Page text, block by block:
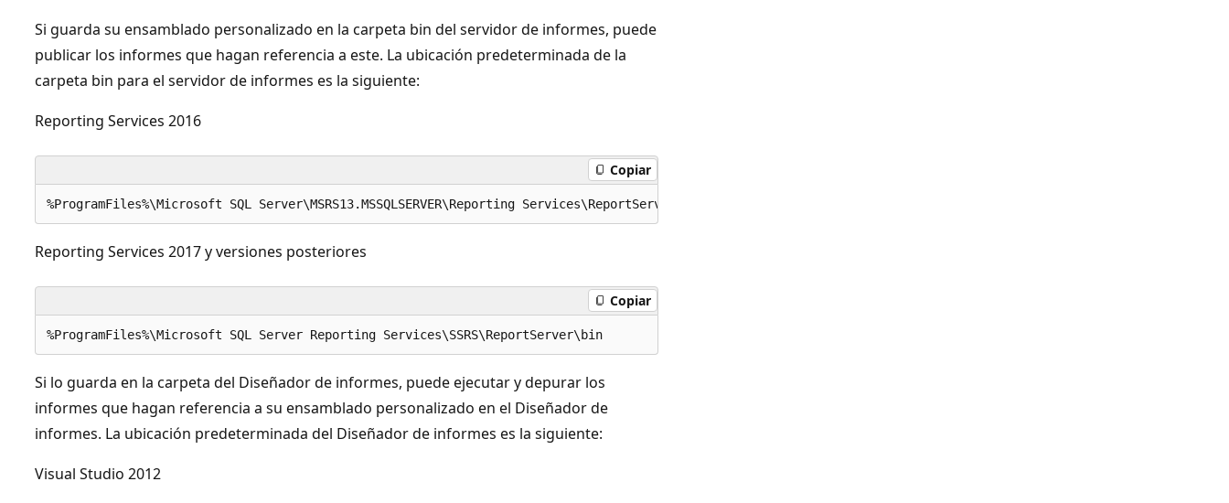
Si guarda su ensamblado personalizado en la carpeta bin del servidor de informes, puede
publicar los informes que hagan referencia a este. La ubicación predeterminada de la
carpeta bin para el servidor de informes es la siguiente:
Reporting Services 2016
Copiar
Reporting Services 2017 y versiones posteriores
Copiar
Si lo guarda en la carpeta del Diseñador de informes, puede ejecutar y depurar los
informes que hagan referencia a su ensamblado personalizado en el Diseñador de
informes. La ubicación predeterminada del Diseñador de informes es la siguiente:
Visual Studio 2012